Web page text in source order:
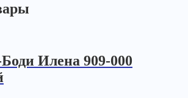
Илена 909-000